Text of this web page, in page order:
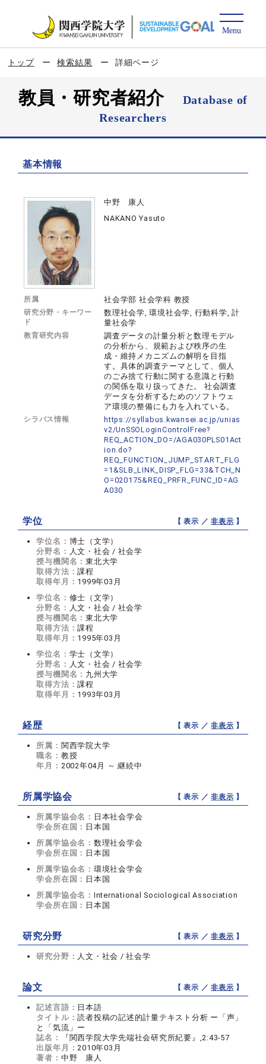
トップ 検索結果 詳細ページ
教員・研究者紹介
Database of
Researchers
基本情報
中野 康人
NAKANO Yasuto
所属 社会学部 社会学科 教授
研究分野・キーワー
ド
数理社会学, 環境社会学, 行動科学, 計
量社会学
教育研究内容
調査データの計量分析と数理モデル
の分析から、規範および秩序の生
成・維持メカニズムの解明を目指
す。具体的調査テーマとして、個人
のごみ捨て行動に関する意識と行動
の関係を取り扱ってきた。 社会調査
データを分析するためのソフトウェ
ア環境の整備にも力を入れている。
シラバス情報
https://syllabus.kwansei.ac.jp/unias
v2/UnSSOLoginControlFree?
REQ_ACTION_DO=/AGA030PLS01Act
ion.do?
REQ_FUNCTION_JUMP_START_FLG
=1&SLB_LINK_DISP_FLG=33&TCH_N
O=020175&REQ_PRFR_FUNC_ID=AG
A030
学位 【 表示 ／非表示 】
学位名： 博士（文学）
分野名： 人文・社会 / 社会学
授与機関名：東北大学
取得方法：課程
取得年月： 1999年03月
学位名： 修士（文学）
分野名： 人文・社会 / 社会学
授与機関名：東北大学
取得方法：課程
取得年月： 1995年03月
学位名： 学士（文学）
分野名： 人文・社会 / 社会学
授与機関名： 九州大学
取得方法：課程
取得年月： 1993年03月
経歴 【 表示 ／非表示 】
所属： 関西学院大学
職名： 教授
年月： 2002年04月 ～ 継続中
所属学協会 【 表示 ／非表示 】
所属学協会名： 日本社会学会
学会所在国： 日本国
所属学協会名： 数理社会学会
学会所在国： 日本国
所属学協会名： 環境社会学会
学会所在国： 日本国
所属学協会名： International Sociological Association
学会所在国： 日本国
研究分野 【 表示 ／非表示 】
研究分野： 人文・社会 / 社会学
論文 【 表示 ／非表示 】
記述言語： 日本語
タイトル：読者投稿の記述的計量テキスト分析 ー「声」
と「気流」ー
誌名：
『関西学院大学先端社会研究所紀要』,2:43-57
出版年月：2010年03月
著者： 中野 康人